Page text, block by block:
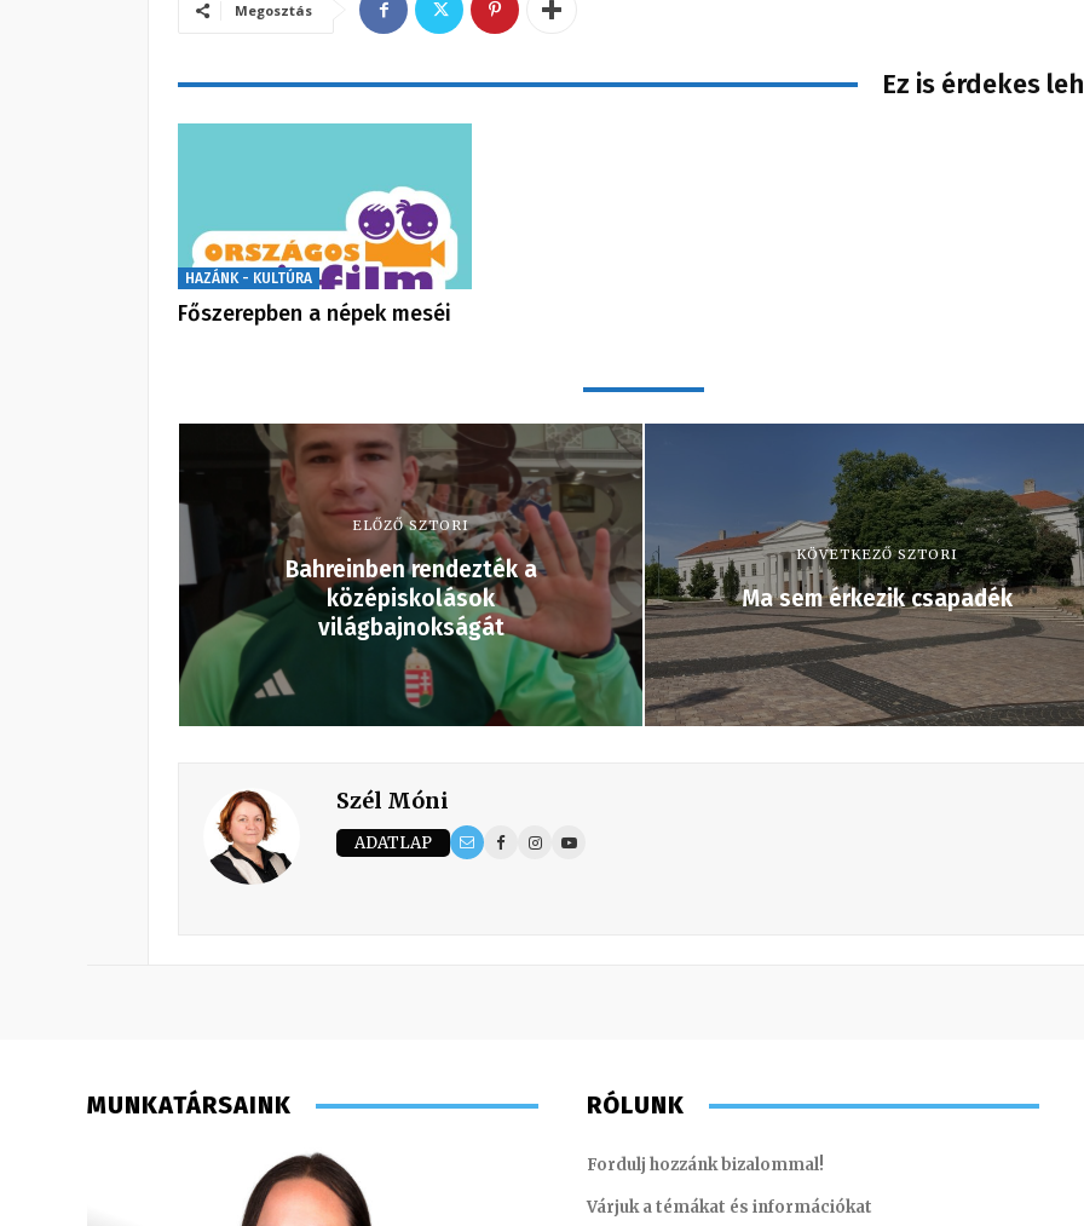
Megosztás
Ez is érdekes
HAZÁNK - KULTÚRA
Főszerepben a népek meséi
ELŐZŐ SZTORI
Bahreinben rendezték a
középiskolások
világbajnokságát
KÖVETKEZŐ SZTORI
Ma sem érkezik csapadék
Szél Móni
ADATLAP
MUNKATÁRSAINK RÓLUNK
Fordulj hozzánk bizalommal!
Várjuk a témákat és információkat